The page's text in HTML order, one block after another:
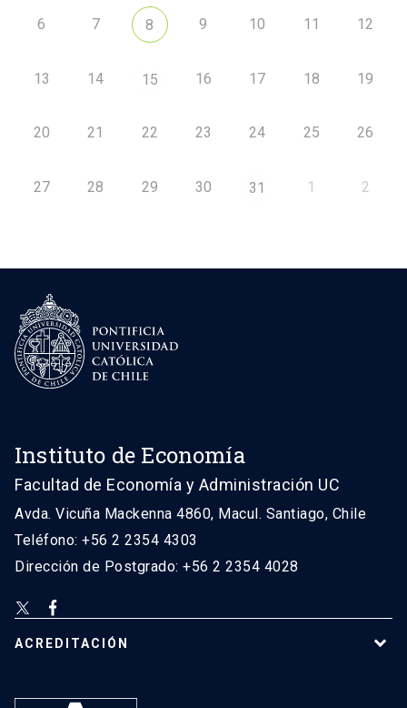
6 7 8 9 10 11 12
13 14 15 16 17 18 19
20 21 22 23 24 25 26
27 28 29 30 31 1 2
Instituto de Economía
Facultad de Economía y Administración UC
Avda. Vicuña Mackenna 4860, Macul. Santiago, Chile
Teléfono: +56 2 2354 4303
Dirección de Postgrado: +56 2 2354 4028
ACREDITACIÓN